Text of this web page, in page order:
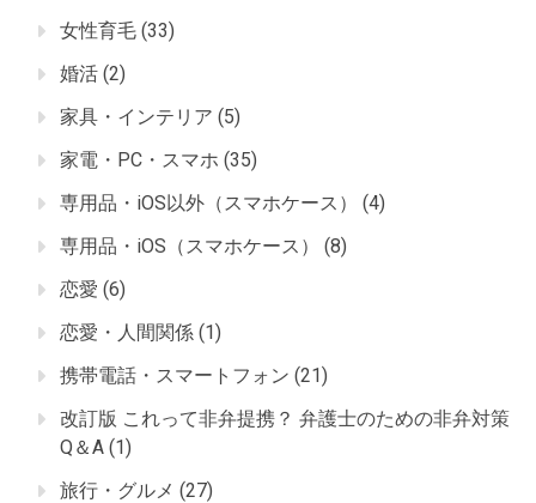
女性育毛 (33)
婚活 (2)
家具・インテリア (5)
家電・PC・スマホ (35)
専用品・iOS以外（スマホケース）
(4)
専用品・iOS（スマホケース）
(8)
恋愛 (6)
恋愛・人間関係 (1)
携帯電話・スマートフォン (21)
改訂版 これって非弁提携？ 弁護士のための非弁対策
Q＆A (1)
旅行・グルメ (27)